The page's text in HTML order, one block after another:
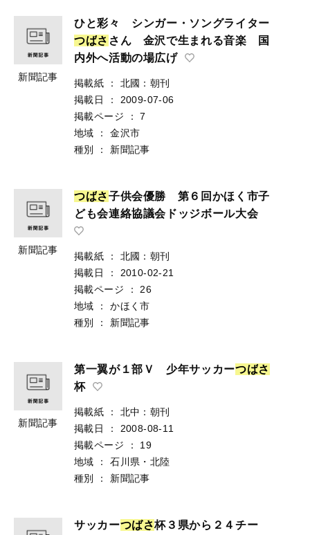
新聞記事
ひと彩々 シンガー・ソングライター
つばさ さん 金沢で生まれる音楽 国
内外へ活動の場広げ
掲載紙 ：
北國：朝刊
掲載日
：
2009-07-06
掲載ページ
：
7
地域
：
金沢市
種別
： 新聞記事
新聞記事
つばさ子供会優勝 第６回かほく市子
ども会連絡協議会ドッジボール大会
掲載紙 ：
北國：朝刊
掲載日
：
2010-02-21
掲載ページ
：
26
地域
：
かほく市
種別
： 新聞記事
新聞記事
第一翼が１部Ｖ 少年サッカーつばさ
杯
掲載紙 ：
北中：朝刊
掲載日
：
2008-08-11
掲載ページ
：
19
地域
：
石川県・北陸
種別
： 新聞記事
サッカーつばさ杯３県から２４チー